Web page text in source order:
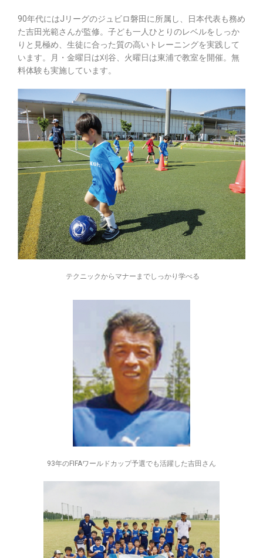
90年代にはJリーグのジュビロ磐田に所属し、日本代表も務め
た吉田光範さんが監修。子ども一人ひとりのレベルをしっか
りと見極め、生徒に合った質の高いトレーニングを実践して
います。月・金曜日は刈谷、火曜日は東浦で教室を開催。無
料体験も実施しています。
テクニックからマナーまでしっかり学べる
93年のFIFAワールドカップ予選でも活躍した吉田さん